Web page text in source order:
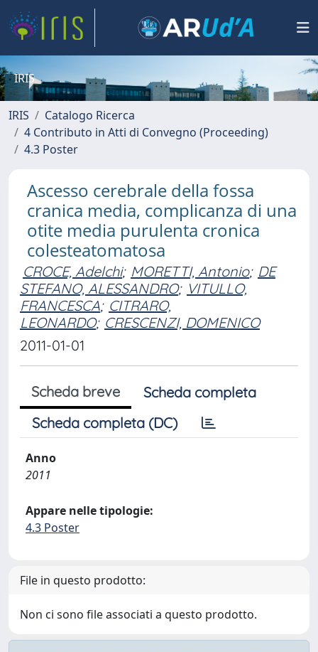
IRIS
IRIS
Catalogo Ricerca
4 Contributo in Atti di Convegno (Proceeding)
4.3 Poster
Ascesso cerebrale della fossa
cranica media, complicanza di una
otite media purulenta cronica
colesteatomatosa
CROCE, Adelchi; MORETTI, Antonio; DE
STEFANO, ALESSANDRO; VITULLO,
FRANCESCA; CITRARO,
LEONARDO; CRESCENZI, DOMENICO
2011-01-01
Scheda breve
Scheda completa
Scheda completa (DC)
Anno
2011
Appare nelle tipologie:
4.3 Poster
File in questo prodotto:
Non ci sono file associati a questo prodotto.